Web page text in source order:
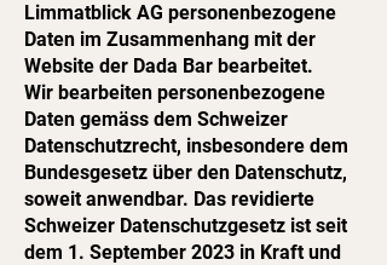
Limmatblick AG personenbezogene
Daten im Zusammenhang mit der
Website der Dada Bar bearbeitet.
Wir bearbeiten personenbezogene
Daten gemäss dem Schweizer
Datenschutzrecht, insbesondere dem
Bundesgesetz über den Datenschutz,
soweit anwendbar. Das revidierte
Schweizer Datenschutzgesetz ist seit
dem 1. September 2023 in Kraft und